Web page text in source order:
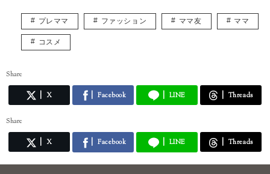
プレママ ファッション ママ友 ママ
コスメ
Share
X Facebook LINE Threads
Share
X Facebook LINE Threads